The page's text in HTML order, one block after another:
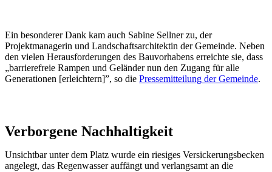
Ein besonderer Dank kam auch Sabine Sellner zu, der
Projektmanagerin und Landschaftsarchitektin der Gemeinde. Neben
den vielen Herausforderungen des Bauvorhabens erreichte sie, dass
„barrierefreie Rampen und Geländer nun den Zugang für alle
Generationen [erleichtern]”, so die Pressemitteilung der Gemeinde.
Verborgene Nachhaltigkeit
Unsichtbar unter dem Platz wurde ein riesiges Versickerungsbecken
angelegt, das Regenwasser auffängt und verlangsamt an die